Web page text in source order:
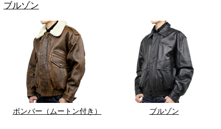
ブルゾン
ボンバー（ムートン付き） ブルゾン